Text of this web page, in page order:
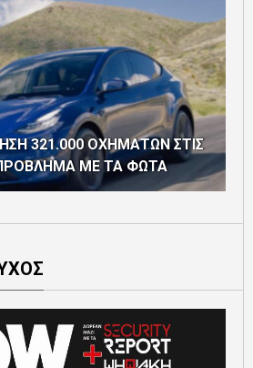
321.000 ΟΧΗΜΑΤΩΝ ΣΤΙΣ
ΜΕ ΤΑ ΦΩΤΑ